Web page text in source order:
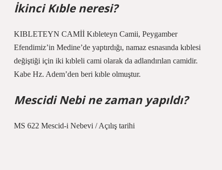
İkinci Kıble neresi?
KIBLETEYN CAMİİ Kıbleteyn Camii, Peygamber
Efendimiz’in Medine’de yaptırdığı, namaz esnasında kıblesi
değiştiği için iki kıbleli cami olarak da adlandırılan camidir.
Kabe Hz. Adem’den beri kıble olmuştur.
Mescidi Nebi ne zaman yapıldı?
MS 622 Mescid-i Nebevi / Açılış tarihi